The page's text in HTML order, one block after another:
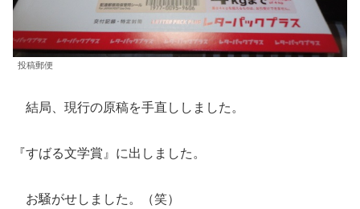
投稿郵便
結局、現行の原稿を手直ししました。
『すばる文学賞』に出しました。
お騒がせしました。（笑）